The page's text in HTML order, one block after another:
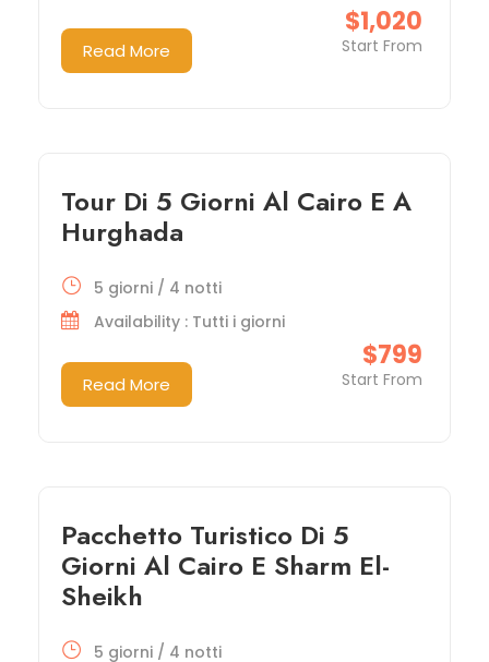
$1,020
Start From
Read More
Tour Di 5 Giorni Al Cairo E A
Hurghada
$799
Start From
5 giorni / 4 notti
Availability : Tutti i giorni
Read More
Pacchetto Turistico Di 5
Giorni Al Cairo E Sharm El-
Sheikh
5 giorni / 4 notti